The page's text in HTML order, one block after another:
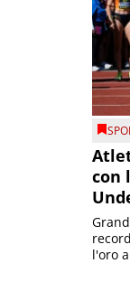
con
l'oro